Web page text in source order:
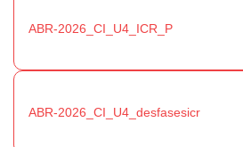
ABR-2026_CI_U4_ICR_P
ABR-2026_CI_U4_desfasesicr